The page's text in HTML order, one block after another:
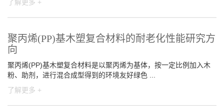
了解更多 +
聚丙烯(PP)基木塑复合材料的耐老化性能研究方
向
聚丙烯(PP)基木塑复合材料是以聚丙烯为基体，按一定比例加入木
粉、助剂，进行混合成型得到的环境友好绿色 ...
了解更多 +